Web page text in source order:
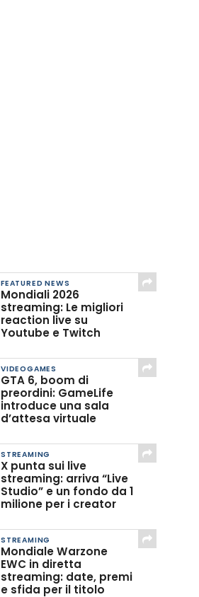
FEATURED NEWS
Mondiali 2026
streaming: Le migliori
reaction live su
Youtube e Twitch
VIDEOGAMES
GTA 6, boom di
preordini: GameLife
introduce una sala
d’attesa virtuale
STREAMING
X punta sui live
streaming: arriva “Live
Studio” e un fondo da 1
milione per i creator
STREAMING
Mondiale Warzone
EWC in diretta
streaming: date, premi
e sfida per il titolo